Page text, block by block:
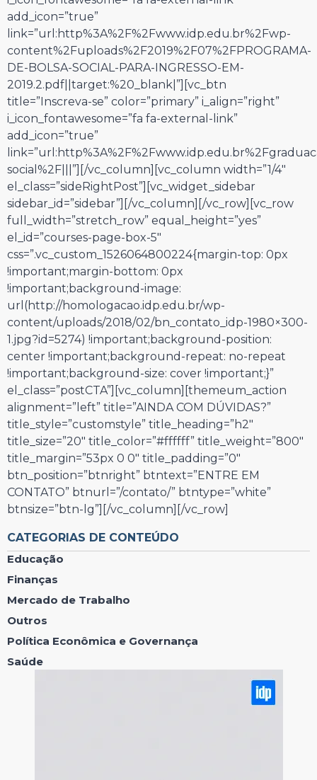
add_icon=”true”
link=”url:http%3A%2F%2Fwww.idp.edu.br%2Fwp-
content%2Fuploads%2F2019%2F07%2FPROGRAMA-
DE-BOLSA-SOCIAL-PARA-INGRESSO-EM-
2019.2.pdf||target:%20_blank|”][vc_btn
title=”Inscreva-se” color=”primary” i_align=”right”
i_icon_fontawesome=”fa fa-external-link”
add_icon=”true”
social%2F|||”][/vc_column][vc_column width=”1/4″
el_class=”sideRightPost”][vc_widget_sidebar
sidebar_id=”sidebar”][/vc_column][/vc_row][vc_row
full_width=”stretch_row” equal_height=”yes”
el_id=”courses-page-box-5″
css=”.vc_custom_1526064800224{margin-top: 0px
!important;margin-bottom: 0px
!important;background-image:
url(http://homologacao.idp.edu.br/wp-
content/uploads/2018/02/bn_contato_idp-1980×300-
1.jpg?id=5274) !important;background-position:
center !important;background-repeat: no-repeat
!important;background-size: cover !important;}”
el_class=”postCTA”][vc_column][themeum_action
alignment=”left” title=”AINDA COM DÚVIDAS?”
title_style=”customstyle” title_heading=”h2″
title_size=”20″ title_color=”#ffffff” title_weight=”800″
title_margin=”53px 0 0″ title_padding=”0″
btn_position=”btnright” btntext=”ENTRE EM
CONTATO” btnurl=”/contato/” btntype=”white”
btnsize=”btn-lg”][/vc_column][/vc_row]
CATEGORIAS DE CONTEÚDO
Educação
Finanças
Mercado de Trabalho
Outros
Política Econômica e Governança
Saúde